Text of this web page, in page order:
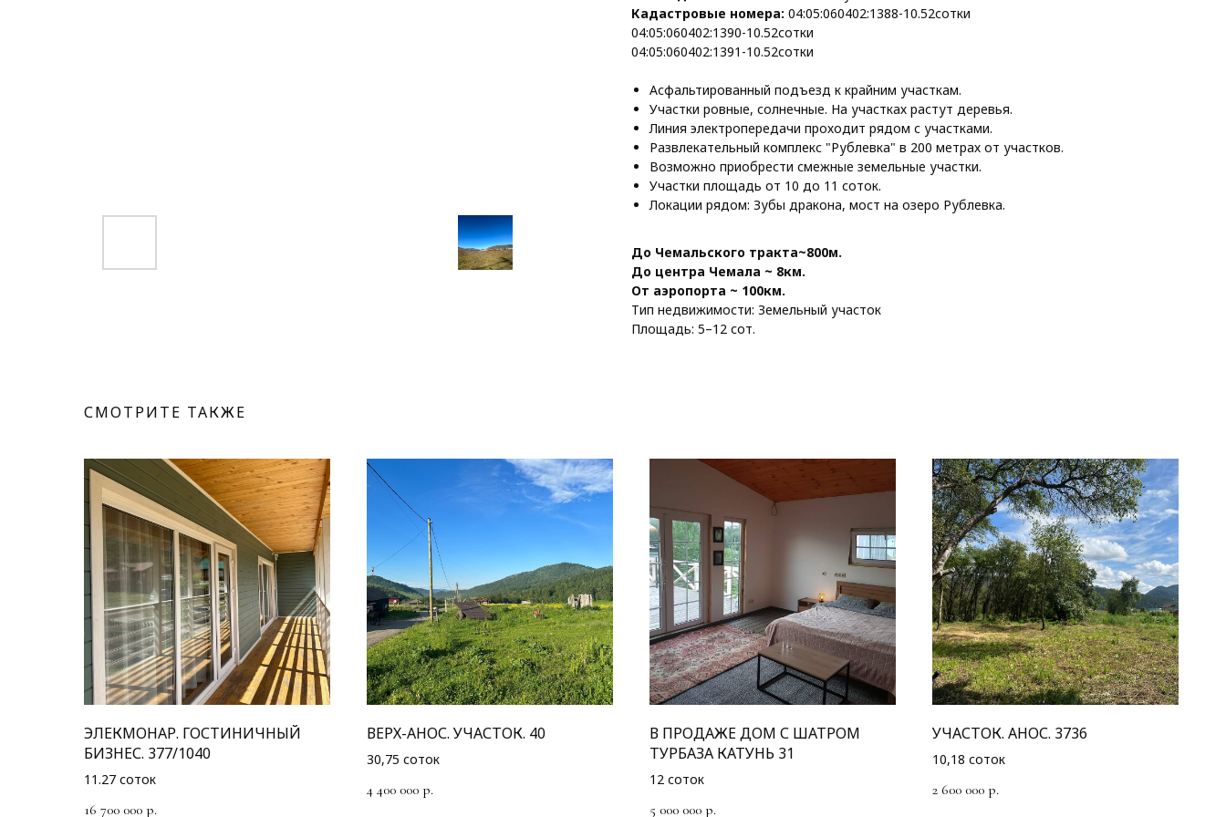
Кадастровые номера: 04:05:060402:1388-10.52сотки
04:05:060402:1390-10.52сотки
04:05:060402:1391-10.52сотки
Асфальтированный подъезд к крайним участкам.
Участки ровные, солнечные. На участках растут деревья.
Линия электропередачи проходит рядом с участками.
Развлекательный комплекс "Рублевка" в 200 метрах от участков.
Возможно приобрести смежные земельные участки.
Участки площадь от 10 до 11 соток.
Локации рядом: Зубы дракона, мост на озеро Рублевка.
До Чемальского тракта~800м.
До центра Чемала ~ 8км.
От аэропорта ~ 100км.
Тип недвижимости: Земельный участок
Площадь: 5–12 сот.
СМОТРИТЕ ТАКЖЕ
ЭЛЕКМОНАР. ГОСТИНИЧНЫЙ
БИЗНЕС. 377/1040
11.27 соток
16 700 000 р.
ВЕРХ-АНОС. УЧАСТОК. 40
30,75 соток
4 400 000 р.
В ПРОДАЖЕ ДОМ С ШАТРОМ
ТУРБАЗА КАТУНЬ 31
12 соток
5 000 000 р.
УЧАСТОК. АНОС. 3736
10,18 соток
2 600 000 р.